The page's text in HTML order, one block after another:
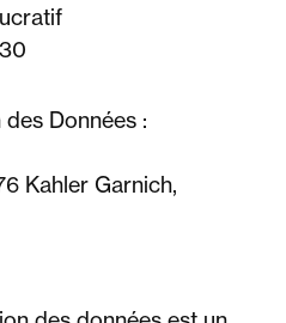
Données :
Kahler Garnich,